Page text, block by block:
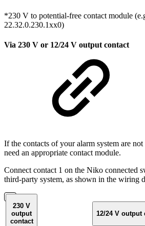
*230 V to potential-free contact module
22.32.0.230.1xx0)
Via 230 V or 12/24 V output contact
If the contacts of your alarm system are
need an appropriate contact module.
Connect contact 1 on the Niko connected
third-party system, as shown in the wiring
230 V
output
contact
12/24 V output